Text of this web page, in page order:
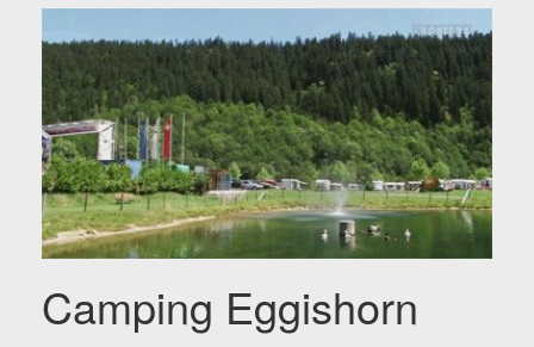
Camping Eggishorn